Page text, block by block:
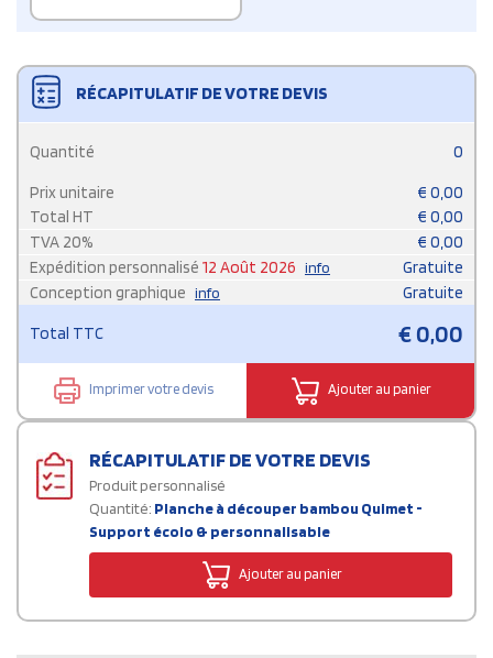
RÉCAPITULATIF DE VOTRE DEVIS
Quantité 0
Prix unitaire € 0,00
Total HT
€ 0,00
TVA 20% € 0,00
Expédition personnalisé 12 Août 2026 info
Gratuite
Conception graphique info Gratuite
Total TTC €0,00
Imprimer votre devis Ajouter au panier
RÉCAPITULATIF DE VOTRE DEVIS
Produit personnalisé
Quantité: Planche à découper bambou Quimet -
Support écolo & personnalisable
Ajouter au panier